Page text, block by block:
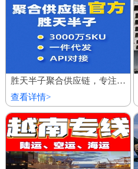
胜天半子聚合供应链，专注服务私域商城 百万厂价商品
查看详情>